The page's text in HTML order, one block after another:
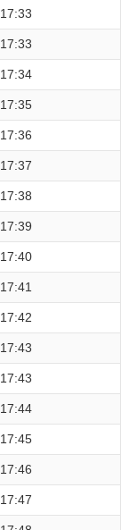
17:33
17:33
17:34
17:35
17:36
17:37
17:38
17:39
17:40
17:41
17:42
17:43
17:43
17:44
17:45
17:46
17:47